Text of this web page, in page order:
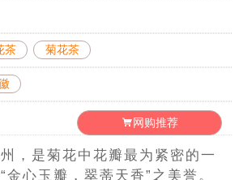
茶 菊花茶
网购推荐
，是菊花中花瓣最为紧密的一
金心玉瓣，翠蒂天香”之美誉。